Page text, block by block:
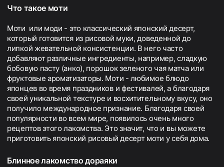
Что такое моти
Моти или моди - это классический японский десерт,
который готовится из рисовой муки, доведенной до
липкой жевательной консистенции. В него часто
добавляют различные ингредиенты, например, сладкую
бобовую пасту (анко), порошок зеленого чая матча или
фруктовые ароматизаторы. Моти - любимое блюдо
японцев во время праздников и фестивалей, а благодаря
своей уникальной текстуре и восхитительному вкусу, оно
получило международное признание. Благодаря своей
популярности во всем мире, появилось очень много
рецептов этого лакомства. Это значит, что и вы можете
приготовить японский рисовый десерт моти у себя дома.
Блинное лакомство дораяки